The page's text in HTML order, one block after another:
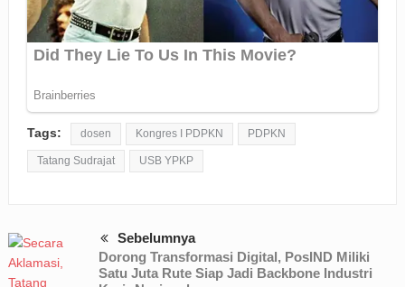
Tags: dosen Kongres I PDPKN PDPKN
Tatang Sudrajat USB YPKP
Sebelumnya
Dorong Transformasi Digital, PosIND Miliki
Satu Juta Rute Siap Jadi Backbone Industri